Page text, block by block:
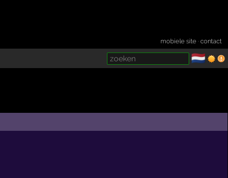
mobiele site ·contact
🇳🇱